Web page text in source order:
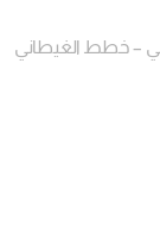
– خطط الغيطاني